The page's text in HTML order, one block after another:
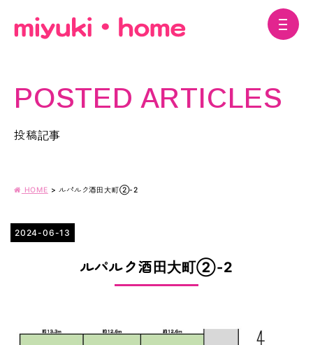
POSTED ARTICLES
投稿記事
HOME >ルパルク酒田大町②-2
2024-06-13
ルパルク酒田大町②-2